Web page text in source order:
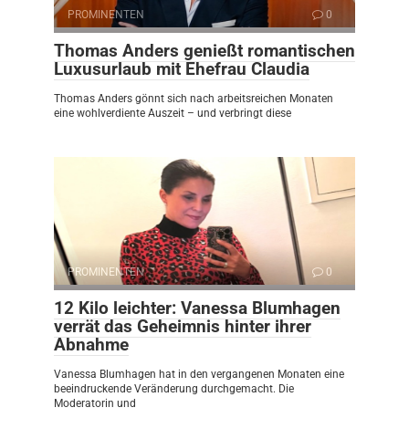
PROMINENTEN 0
Thomas Anders genießt romantischen
Luxusurlaub mit Ehefrau Claudia
Thomas Anders gönnt sich nach arbeitsreichen Monaten
eine wohlverdiente Auszeit – und verbringt diese
PROMINENTEN 0
12 Kilo leichter: Vanessa Blumhagen
verrät das Geheimnis hinter ihrer
Abnahme
Vanessa Blumhagen hat in den vergangenen Monaten eine
beeindruckende Veränderung durchgemacht. Die
Moderatorin und